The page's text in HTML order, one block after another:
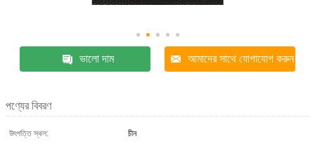
ভালো দাম আমাদের সাথে যোগাযোগ করুন
পণ্যের বিবরণ
উৎপত্তি স্থল:
চীন